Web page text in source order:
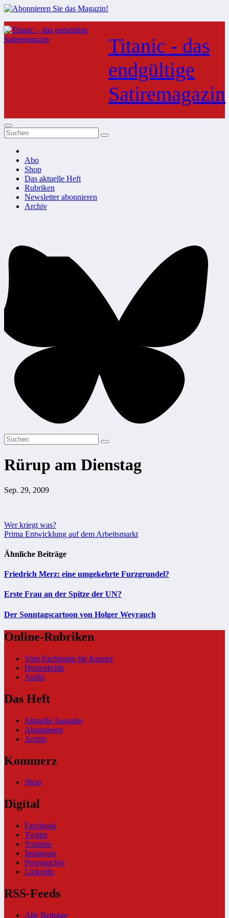
Zum
Inhalt
springen
Titanic - das
endgültige
Satiremagazin
Abo
Shop
Das aktuelle Heft
Rubriken
Newsletter abonnieren
Archiv
Rürup am Dienstag
Sep. 29, 2009
Beitragsnavigation
Wer kriegt was?
Prima Entwicklung auf dem Arbeitsmarkt
Ähnliche Beiträge
Friedrich Merz: eine umgekehrte Furzgrundel?
Erste Frau an der Spitze der UN?
Der Sonntagscartoon von Holger Weyrauch
Online-Rubriken
Vom Fachmann für Kenner
Humorkritik
Audio
Das Heft
Aktuelle Ausgabe
Abonnieren
Archiv
Kommerz
Shop
Digital
Facebook
Twitter
Youtube
Instagram
Pressearchiv
LinkedIn
RSS-Feeds
Alle Beiträge